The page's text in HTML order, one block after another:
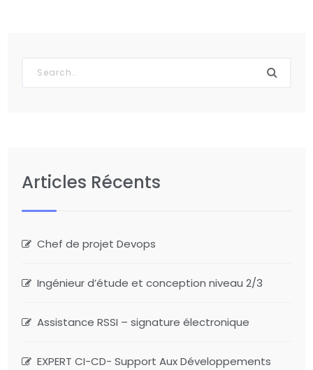
Articles Récents
Chef de projet Devops
Ingénieur d’étude et conception niveau 2/3
Assistance RSSI – signature électronique
EXPERT CI-CD- Support Aux Développements